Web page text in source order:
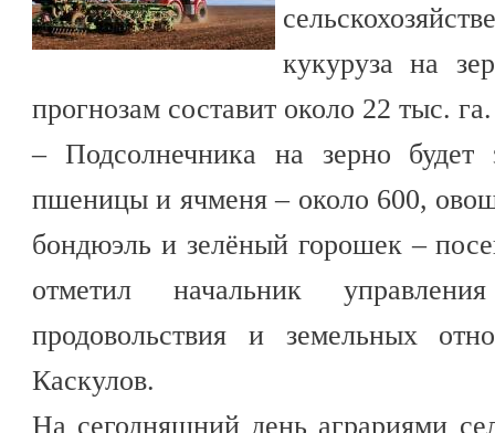
кукуруза на
прогнозам составит около 22 тыс. га.
– Подсолнечника на зерно будет
пшеницы и ячменя – около 600,
бондюэль и зелёный горошек –
отметил начальник
продовольствия и земельных
Каскулов.
На сегодняшний день аграриями